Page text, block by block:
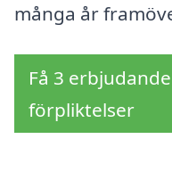
många år
Få 3
förpliktelser